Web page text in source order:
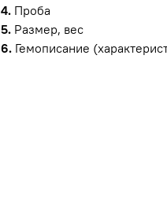
4.Проба
5.Размер, вес
6.Гемописание